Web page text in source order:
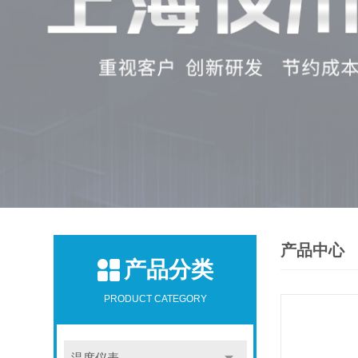
产品分类
PRODUCT CATEGORY
产品中心